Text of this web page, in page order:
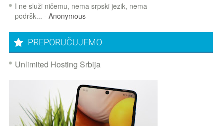
I ne služi ničemu, nema srpski jezik, nema
podršk... - Anonymous
PREPORUČUJEMO
Unlimited Hosting Srbija